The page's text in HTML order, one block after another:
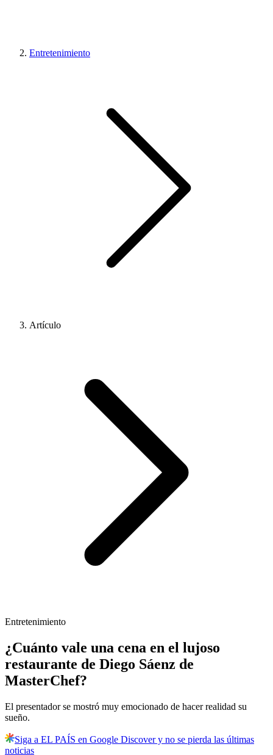
Entretenimiento
Artículo
Entretenimiento
¿Cuánto vale una cena en el lujoso
restaurante de Diego Sáenz de
MasterChef?
El presentador se mostró muy emocionado de hacer realidad su
sueño.
Siga a EL PAÍS en Google Discover y no se pierda las últimas
noticias